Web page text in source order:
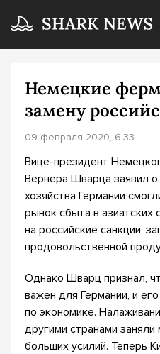
Немецкие
замену
09 февраля 2020, 6:33
Вице-президент
Вернера Шварца заявил
хозяйства Германии
рынок сбыта в азиатских
на российские санкции,
продовольственной
Однако Шварц признал,
важен для Германии, и
по экономике.
другими странами
больших усилий. Теперь